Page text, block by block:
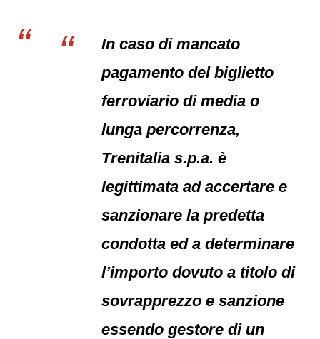
In caso di mancato
pagamento del biglietto
ferroviario di media o
lunga percorrenza,
Trenitalia s.p.a. è
legittimata ad accertare e
sanzionare la predetta
condotta ed a determinare
l’importo dovuto a titolo di
sovrapprezzo e sanzione
essendo gestore di un